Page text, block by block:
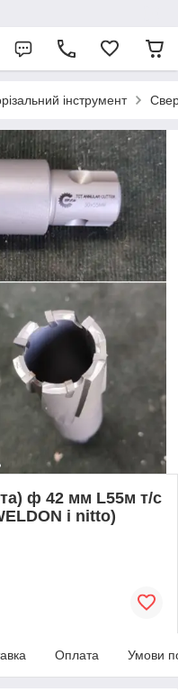
інструмент
ф 42 мм L55м т/с
і nitto)
Оплата Умови